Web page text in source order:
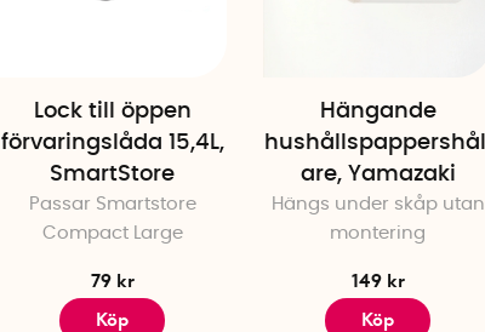
Lock till öppen
förvaringslåda 15,4L,
SmartStore
Passar Smartstore
Compact Large
79 kr
Köp
Hängande
hushållspappershåll
are, Yamazaki
Hängs under skåp utan
montering
149 kr
Köp